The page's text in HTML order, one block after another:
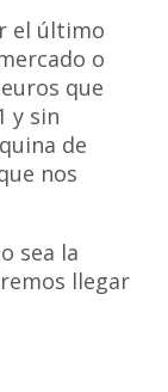
el último
o
que
y sin
de
nos
sea la
llegar